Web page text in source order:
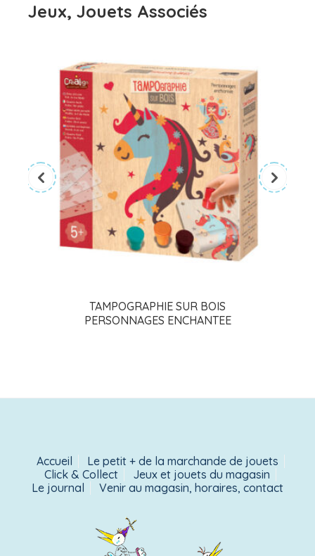
Jeux, Jouets Associés
TAMPOGRAPHIE SUR BOIS
PERSONNAGES ENCHANTEE
Accueil
Le petit + de la marchande de jouets
Click & Collect
Jeux et jouets du magasin
Le journal
Venir au magasin, horaires, contact